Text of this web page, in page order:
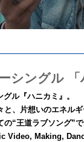
シングル 「
ル『ハニカミ』。
、⽚想いのエネル
“王道ラブソング”
Video, Making,